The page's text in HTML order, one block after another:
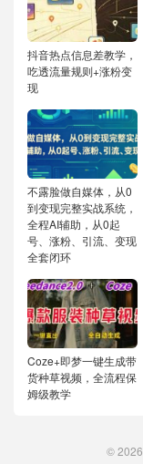
抖音热点信息差教学，
吃透流量规则+涨粉变
现
不露脸做自媒体，从0
到变现完整实战系统，
全程AI辅助，从0起
号、涨粉、引流、变现
全套闭环
Coze+即梦一键生成带
货种草视频，全流程保
姆级教学
© 2026